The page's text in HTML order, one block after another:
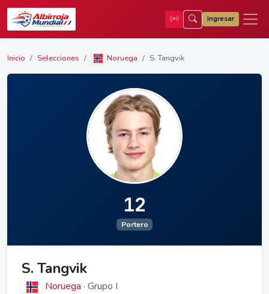
Ingresar
Inicio Selecciones Noruega S. Tangvik
12
Portero
S. Tangvik
Noruega · Grupo I